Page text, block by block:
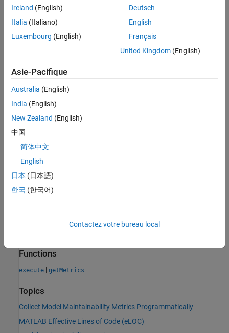
empty lines
lines that contain only comments
lines that contain only white spaces
lines that contain only an
Collection
To collect data for this metric, use
identifierslcomp.OverallMATLABeLOC
Results
overall number of effective lines of MATLAB code in a unit or
component.
Functions
execute | getMetrics
Topics
Collect Model Maintainability Metrics Programmatically
MATLAB Effective Lines of Code (eLOC)
Ireland (English)
Italia (Italiano)
Luxembourg (English)
Deutsch
English
Français
United Kingdom(English)
Asie-Pacifique
Australia (English)
India (English)
New Zealand (English)
中国
简体中文
English
日本 (日本語)
한국 (한국어)
Contactez votre bureau local